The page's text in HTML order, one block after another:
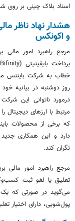
اسناد بلاک چینی بر روی
هشدار نهاد ناظر
و اکونکس
روز دوشنبه در بیانیه
درمورد ناتوانی این
که برخی از محصولات
دارد و این همکاری جدید
نگران کند.
مرجع راهبرد امور مالی
تعلیق یا لغو ثبت
می‌گوید در صورتی که یک
پول‌شویی، دارای اختیار